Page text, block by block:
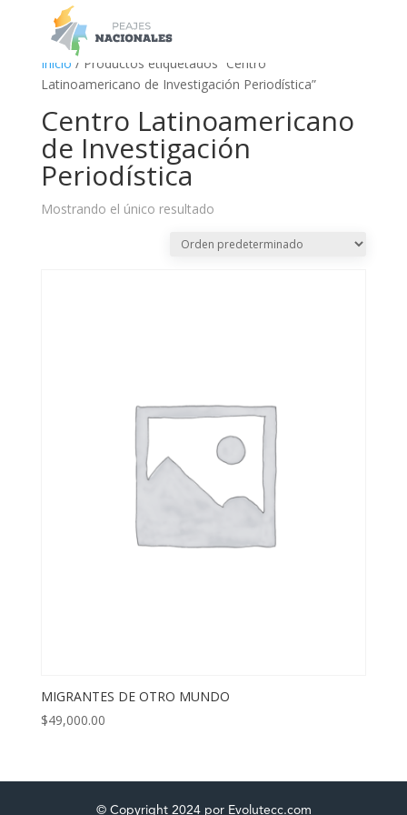
Inicio / Productos etiquetados “Centro
Latinoamericano de Investigación Periodística”
Centro Latinoamericano
de Investigación
Periodística
Mostrando el único resultado
MIGRANTES DE OTRO MUNDO
$49,000.00
© Copyright 2024 por Evolutecc.com